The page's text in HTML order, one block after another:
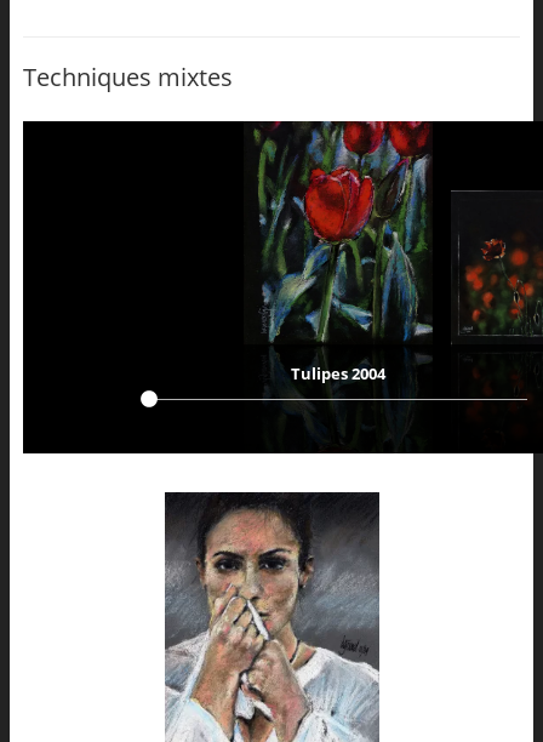
Techniques mixtes
Tulipes 2004